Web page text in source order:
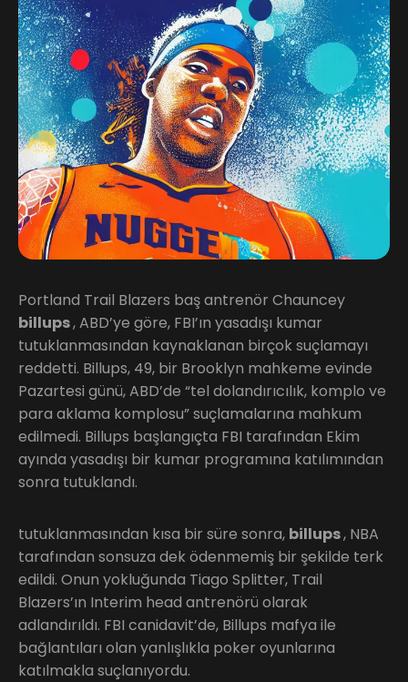
Portland Trail Blazers baş antrenör Chauncey
billups, ABD’ye göre, FBI’ın yasadışı kumar
tutuklanmasından kaynaklanan birçok suçlamayı
reddetti. Billups, 49, bir Brooklyn mahkeme evinde
Pazartesi günü, ABD’de “tel dolandırıcılık, komplo ve
para aklama komplosu” suçlamalarına mahkum
edilmedi. Billups başlangıçta FBI tarafından Ekim
ayında yasadışı bir kumar programına katılımından
sonra tutuklandı.
tutuklanmasından kısa bir süre sonra, billups, NBA
tarafından sonsuza dek ödenmemiş bir şekilde terk
edildi. Onun yokluğunda Tiago Splitter, Trail
Blazers’ın Interim head antrenörü olarak
adlandırıldı. FBI canidavit’de, Billups mafya ile
bağlantıları olan yanlışlıkla poker oyunlarına
katılmakla suçlanıyordu.